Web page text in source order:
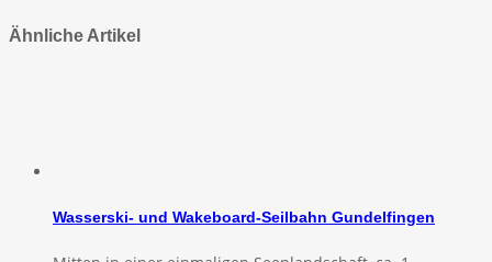
Ähnliche Artikel
Wasserski- und Wakeboard-Seilbahn Gundelfingen